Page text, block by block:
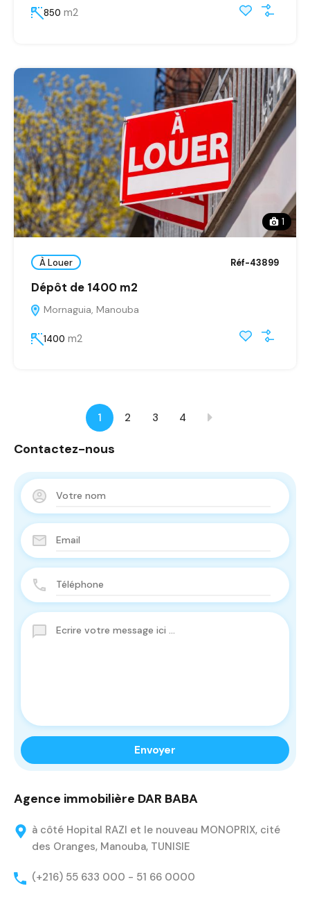
850 m2
1
À Louer Réf-43899
Dépôt de 1400 m2
Mornaguia, Manouba
1400 m2
1 2 3 4
Contactez-nous
Agence immobilière DAR BABA
à côté Hopital RAZI et le nouveau MONOPRIX, cité
des Oranges, Manouba, TUNISIE
(+216) 55 633 000 - 51 66 0000